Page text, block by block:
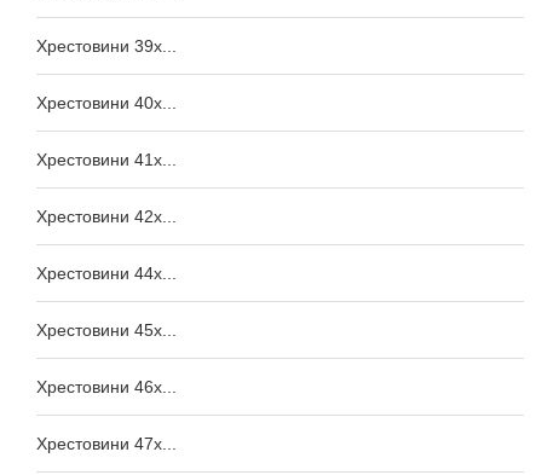
Хрестовини 39x...
Хрестовини 40x...
Хрестовини 41x...
Хрестовини 42x...
Хрестовини 44x...
Хрестовини 45x...
Хрестовини 46x...
Хрестовини 47x...